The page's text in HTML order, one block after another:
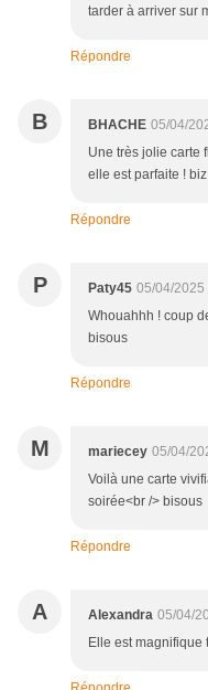
tarder à arriver sur
Répondre
B BHACHE 05/04/
Une très jolie carte
elle est parfaite ! biz
Répondre
P Paty45 05/04/2025
Whouahhh ! coup
bisous
Répondre
M mariecey 05/04/
Voilà une carte
soirée<br /> bisous
Répondre
A Alexandra 05/04/
Elle est magnifique